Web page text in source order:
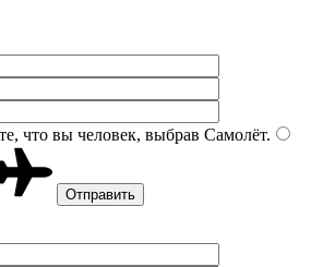
что вы человек, выбрав Самолёт.